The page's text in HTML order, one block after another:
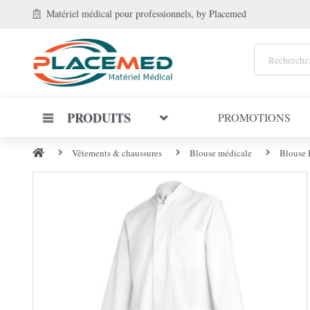
Matériel médical pour professionnels, by Placemed
PRODUITS PROMOTIONS
Vêtements & chaussures Blouse médicale Blouse